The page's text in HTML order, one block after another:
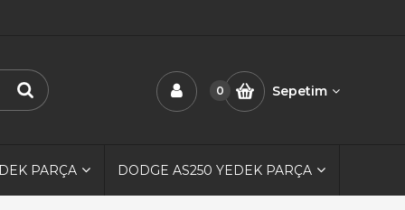
0 Sepetim
PARÇA DODGE AS250 YEDEK PARÇA